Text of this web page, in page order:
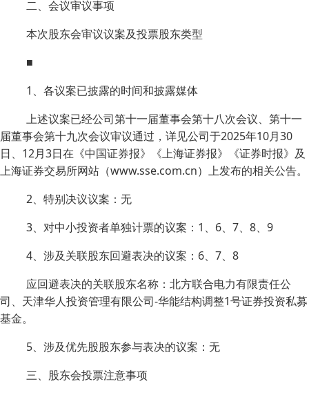
二、会议审议事项
本次股东会审议议案及投票股东类型
■
1、各议案已披露的时间和披露媒体
上述议案已经公司第十一届董事会第十八次会议、第十一
届董事会第十九次会议审议通过，详见公司于2025年10月30
日、12月3日在《中国证券报》《上海证券报》《证券时报》及
上海证券交易所网站（www.sse.com.cn）上发布的相关公告。
2、特别决议议案：无
3、对中小投资者单独计票的议案：1、6、7、8、9
4、涉及关联股东回避表决的议案：6、7、8
应回避表决的关联股东名称：北方联合电力有限责任公
司、天津华人投资管理有限公司-华能结构调整1号证券投资私募
基金。
5、涉及优先股股东参与表决的议案：无
三、股东会投票注意事项